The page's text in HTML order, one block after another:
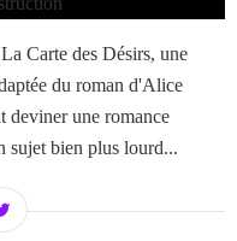
Carte des Désirs, une
du roman d'Alice
deviner une romance
sujet bien plus lourd...